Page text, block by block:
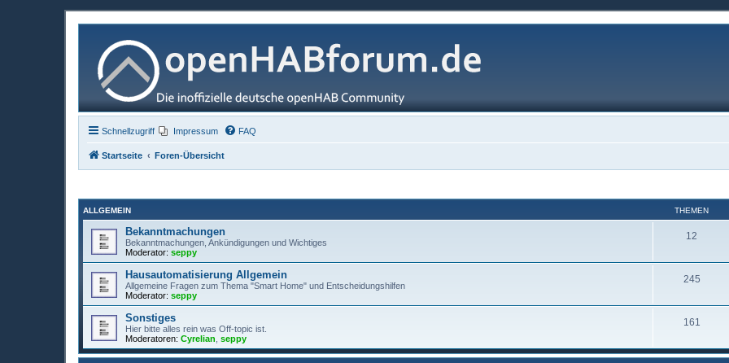
Schnellzugriff Impressum FAQ
Startseite Foren-Übersicht
ALLGEMEIN THEMEN
Bekanntmachungen
Bekanntmachungen, Ankündigungen und Wichtiges
Moderator: seppy
12
Hausautomatisierung Allgemein
Allgemeine Fragen zum Thema "Smart Home" und Entscheidungshilfen
Moderator: seppy
245
Sonstiges
Hier bitte alles rein was Off-topic ist.
Moderatoren: Cyrelian seppy
161